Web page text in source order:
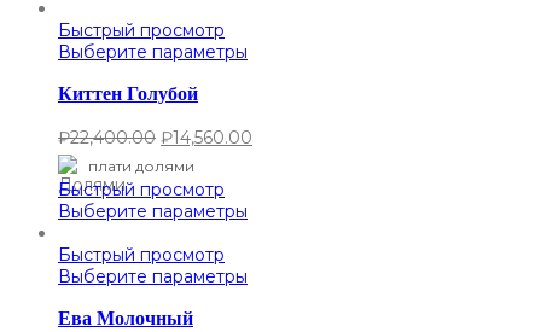
Быстрый просмотр
Выберите параметры
Киттен Голубой
₽22,400.00 ₽14,560.00
плати долями
Быстрый просмотр
Выберите параметры
Быстрый просмотр
Выберите параметры
Ева Молочный